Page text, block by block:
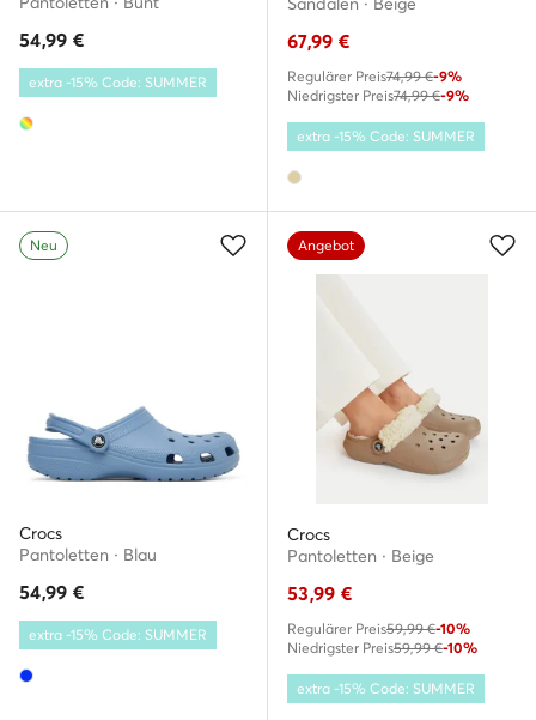
54,99 €
extra -15% Code: SUMMER
67,99 €
Regulärer Preis74,99 €-9%
Niedrigster Preis74,99 €-9%
extra -15% Code: SUMMER
Neu
Crocs
Pantoletten · Blau
54,99 €
extra -15% Code: SUMMER
Angebot
Crocs
Pantoletten · Beige
53,99 €
Regulärer Preis59,99 €-10%
Niedrigster Preis59,99 €-10%
extra -15% Code: SUMMER